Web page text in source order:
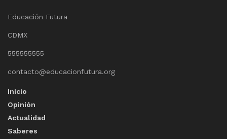
Educación Futura
CDMX
555555555
contacto@educacionfutura.org
Inicio
Opinión
Actualidad
Saberes